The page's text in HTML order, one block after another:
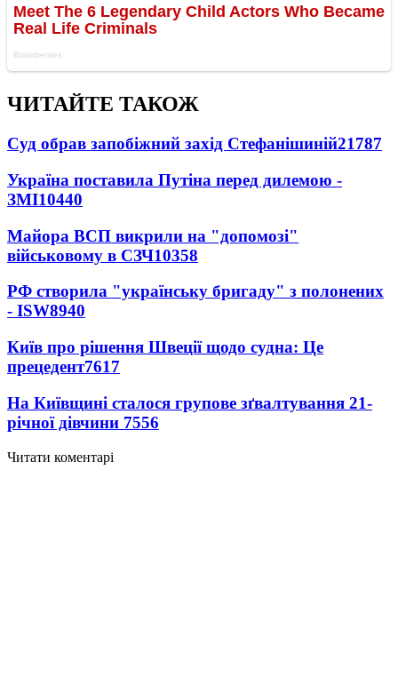
ЧИТАЙТЕ ТАКОЖ
Суд обрав запобіжний захід Стефанішиній21787
Україна поставила Путіна перед дилемою -
ЗМІ10440
Майора ВСП викрили на "допомозі"
військовому в СЗЧ10358
РФ створила "українську бригаду" з полонених
- ISW8940
Київ про рішення Швеції щодо судна: Це
прецедент7617
На Київщині сталося групове зґвалтування 21-
річної дівчини 7556
Читати коментарі